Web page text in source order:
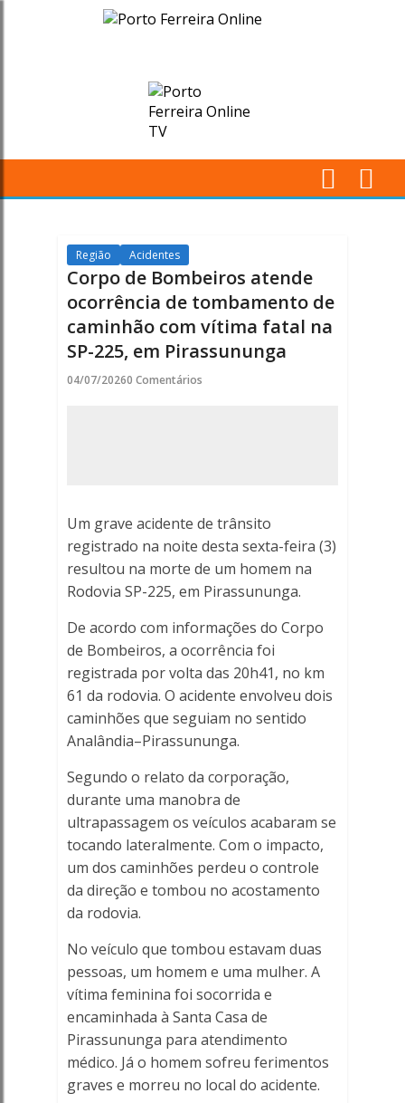
Corpo
Bombeiros
atende
tombamento
de
caminhão
com
SP-
225,
em
Pirassununga
-
Porto
Ferreira
Online
-
Porto
Ferreira
Online
Região Acidentes
Corpo de Bombeiros atende
ocorrência de tombamento de
caminhão com vítima fatal na
SP-225, em Pirassununga
04/07/20260 Comentários
Um grave acidente de trânsito
registrado na noite desta sexta-feira (3)
resultou na morte de um homem na
Rodovia SP-225, em Pirassununga.
De acordo com informações do Corpo
de Bombeiros, a ocorrência foi
registrada por volta das 20h41, no km
61 da rodovia. O acidente envolveu dois
caminhões que seguiam no sentido
Analândia–Pirassununga.
Segundo o relato da corporação,
durante uma manobra de
ultrapassagem os veículos acabaram se
tocando lateralmente. Com o impacto,
um dos caminhões perdeu o controle
da direção e tombou no acostamento
da rodovia.
No veículo que tombou estavam duas
pessoas, um homem e uma mulher. A
vítima feminina foi socorrida e
encaminhada à Santa Casa de
Pirassununga para atendimento
médico. Já o homem sofreu ferimentos
graves e morreu no local do acidente.